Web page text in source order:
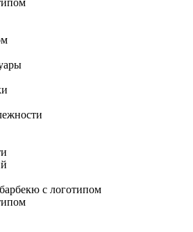
с логотипом